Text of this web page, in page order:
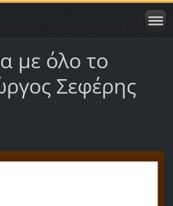
με όλο το
Σεφέρης